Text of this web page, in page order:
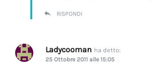
RISPONDI
Ladycooman ha detto:
25 Ottobre 2011 alle 15:05